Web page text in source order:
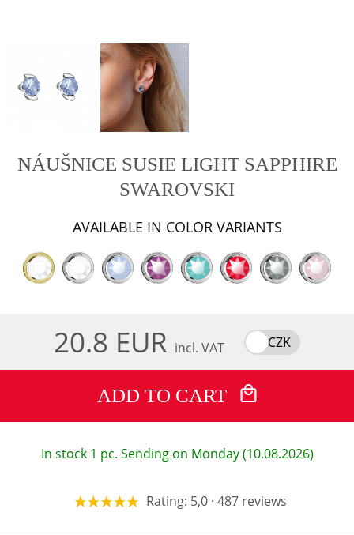
NÁUŠNICE SUSIE LIGHT SAPPHIRE
SWAROVSKI
AVAILABLE IN COLOR VARIANTS
20.8 EUR incl. VAT CZK
ADD TO CART
In stock 1 pc. Sending on Monday (10.08.2026)
Rating: 5,0 · 487 reviews